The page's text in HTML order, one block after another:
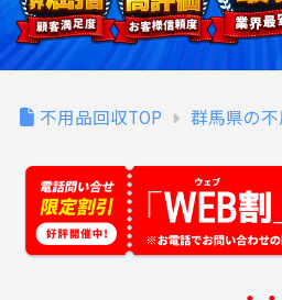
不用品回収TOP 群馬県の